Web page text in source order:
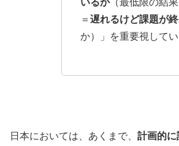
いるか（最低限の結
＝ 遅れるけど課題が
か）」を重要視してい
日本においては、あくまで、 計画的に